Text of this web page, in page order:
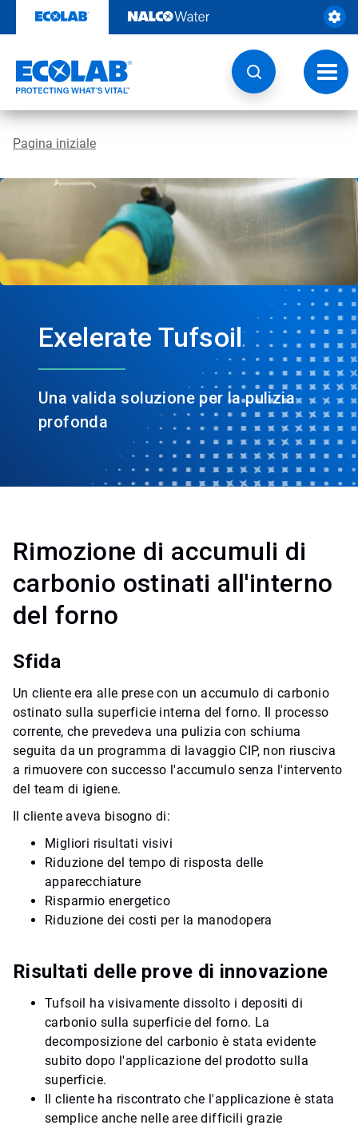
contenuto
Pagina iniziale
Exelerate Tufsoil
Una valida soluzione per la pulizia
profonda
Rimozione di accumuli di
carbonio ostinati all'interno
del forno
Sfida
Un cliente era alle prese con un accumulo di carbonio
ostinato sulla superficie interna del forno. Il processo
corrente, che prevedeva una pulizia con schiuma
seguita da un programma di lavaggio CIP, non riusciva
a rimuovere con successo l'accumulo senza l'intervento
del team di igiene.
Il cliente aveva bisogno di:
Migliori risultati visivi
Riduzione del tempo di risposta delle
apparecchiature
Risparmio energetico
Riduzione dei costi per la manodopera
Risultati delle prove di innovazione
Tufsoil ha visivamente dissolto i depositi di
carbonio sulla superficie del forno. La
decomposizione del carbonio è stata evidente
subito dopo l'applicazione del prodotto sulla
superficie.
Il cliente ha riscontrato che l'applicazione è stata
semplice anche nelle aree difficili grazie